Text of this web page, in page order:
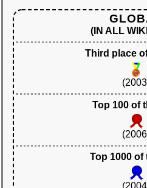
(IN ALL
Third place
Top 100 of
Top 1000 of